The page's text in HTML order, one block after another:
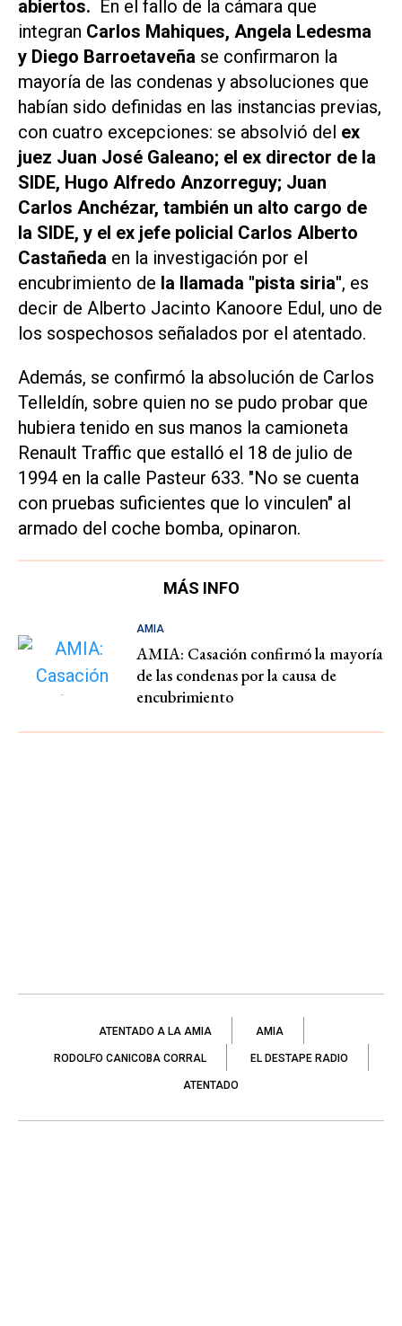
abiertos. En el fallo de la cámara que
integran Carlos Mahiques, Angela Ledesma
y Diego Barroetaveña se confirmaron la
mayoría de las condenas y absoluciones que
habían sido definidas en las instancias previas,
con cuatro excepciones: se absolvió del ex
juez Juan José Galeano; el ex director de la
SIDE, Hugo Alfredo Anzorreguy; Juan
Carlos Anchézar, también un alto cargo de
la SIDE, y el ex jefe policial Carlos Alberto
Castañeda en la investigación por el
encubrimiento de la llamada "pista siria", es
decir de Alberto Jacinto Kanoore Edul, uno de
los sospechosos señalados por el atentado.
Además, se confirmó la absolución de Carlos
Telleldín, sobre quien no se pudo probar que
hubiera tenido en sus manos la camioneta
Renault Traffic que estalló el 18 de julio de
1994 en la calle Pasteur 633. "No se cuenta
con pruebas suficientes que lo vinculen" al
armado del coche bomba, opinaron.
MÁS INFO
AMIA
AMIA: Casación confirmó la mayoría
de las condenas por la causa de
encubrimiento
ATENTADO A LA AMIA AMIA
RODOLFO CANICOBA CORRAL EL DESTAPE RADIO
ATENTADO